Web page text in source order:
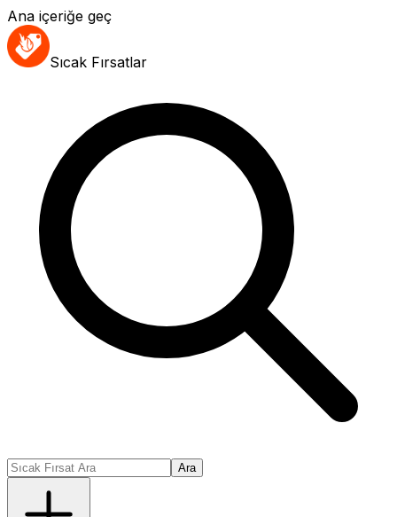
Ana içeriğe geç
Sıcak Fırsatlar
Ara